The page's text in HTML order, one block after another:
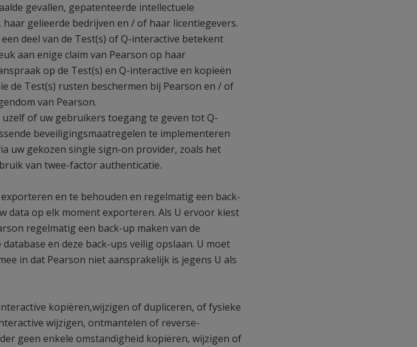
gevallen, gepatenteerde intellectuele
gelieerde bedrijven en / of haar licentiegevers.
deel van de Test(s) of Q-interactive betekent
aan enige claim van Pearson op haar
op de Test(s) en Q-interactive en kopieën
de Test(s) rusten beschermen bij Pearson en / of
van Pearson.
of uw gebruikers toegang te geven tot Q-
beveiligingsmaatregelen te implementeren
uw gekozen single sign-on provider, zoals het
van twee-factor authenticatie.
en te behouden en regelmatig een back-
data op elk moment exporteren. Als U ervoor kiest
regelmatig een back-up maken van de
en deze back-ups veilig opslaan. U moet
in dat Pearson niet aansprakelijk is jegens U als
kopiëren,wijzigen of dupliceren, of fysieke
wijzigen, ontmantelen of reverse-
geen enkele omstandigheid kopiëren, wijzigen of